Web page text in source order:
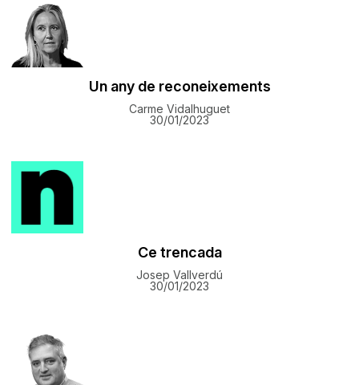
Un any de reconeixements
Carme Vidalhuguet
30/01/2023
Ce trencada
Josep Vallverdú
30/01/2023